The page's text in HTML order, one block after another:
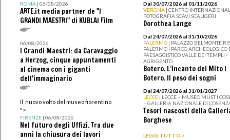
ROMA| 06/08/2026
ARTE.it media partner de "I
GRANDI MAESTRI" di KUBLAI Film
06/08/2026
I Grandi Maestri: da Caravaggio
a Herzog, cinque appuntamenti
al cinema con i giganti
dell'immaginario
Il nuovo volto del museo fiorentino
">
FIRENZE| 06/08/2026
Nel futuro degli Uffizi. Tra due
anni la chiusura dei lavori
Dal 30/07/2026 al 01/11/2026
VERONA | CENTRO
FOTOGRAFIA SCAVI SCALIGERI
Dorothea Lange
Dal 24/07/2026 al 31/10/2026
PALERMO | PALAZZO BELMONTE
PALERMO I PARCO ARCHEOLOGICO
PAESAGGISTICO VALLE DEI TEMPLI -
AGRIGENTO
Botero. L’incanto del Mito I
Botero. Il peso dei sogni
Dal 24/07/2026 al 31/01/2027
LECCE | LECCE – MUSEO MUST I
– GALLERIA NAZIONALE DI
Tesori nascosti della
Borghese
LEGGI TUTTO >